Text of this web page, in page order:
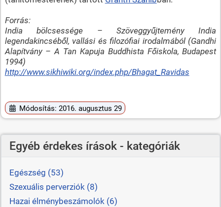
Forrás:
India bölcsessége – Szöveggyűjtemény India
legendakincséből, vallási és filozófiai irodalmából (Gandhi
Alapítvány – A Tan Kapuja Buddhista Főiskola, Budapest
1994)
http://www.sikhiwiki.org/index.php/Bhagat_Ravidas
Módosítás: 2016. augusztus 29
Egyéb érdekes írások - kategóriák
Egészség (53)
Szexuális perverziók (8)
Hazai élménybeszámolók (6)